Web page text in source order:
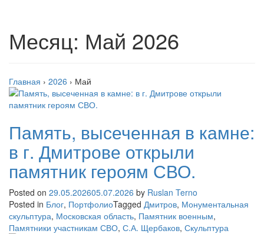
Месяц: Май 2026
Главная › 2026 › Май
Память, высеченная в камне:
в г. Дмитрове открыли
памятник героям СВО.
Posted on 29.05.202605.07.2026 by Ruslan Terno
Posted in Блог, ПортфолиоTagged Дмитров, Монументальная
скульптура, Московская область, Памятник военным,
Памятники участникам СВО, С.А. Щербаков, Скульптура